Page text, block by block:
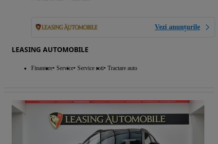
Vezi anunțurile
LEASING AUTOMOBILE
Finantare Service Service roti Tractare auto